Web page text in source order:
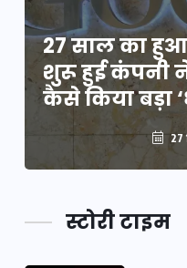
27 साल का
शुरू हुई कंपनी
कैसे किया बड़ा
27
स्टोरी टाइम